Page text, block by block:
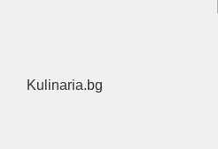
Kulinaria.bg